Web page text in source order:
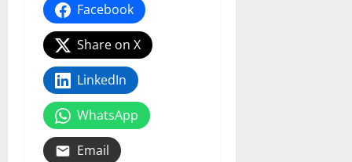
Facebook
Share on X
LinkedIn
WhatsApp
Email